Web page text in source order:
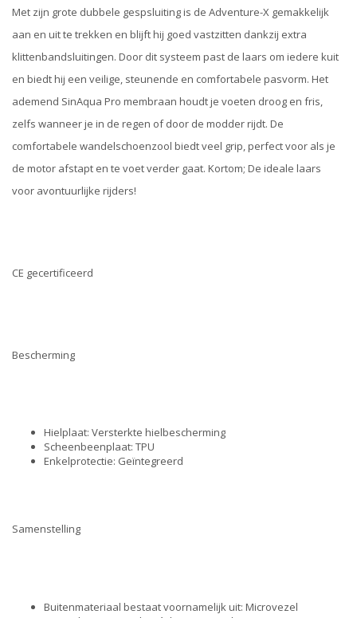
Met zijn grote dubbele gespsluiting is de Adventure-X gemakkelijk
aan en uit te trekken en blijft hij goed vastzitten dankzij extra
klittenbandsluitingen. Door dit systeem past de laars om iedere kuit
en biedt hij een veilige, steunende en comfortabele pasvorm. Het
ademend SinAqua Pro membraan houdt je voeten droog en fris,
zelfs wanneer je in de regen of door de modder rijdt. De
comfortabele wandelschoenzool biedt veel grip, perfect voor als je
de motor afstapt en te voet verder gaat. Kortom; De ideale laars
voor avontuurlijke rijders!
CE gecertificeerd
Bescherming
Hielplaat: Versterkte hielbescherming
Scheenbeenplaat: TPU
Enkelprotectie: Geïntegreerd
Samenstelling
Buitenmateriaal bestaat voornamelijk uit: Microvezel